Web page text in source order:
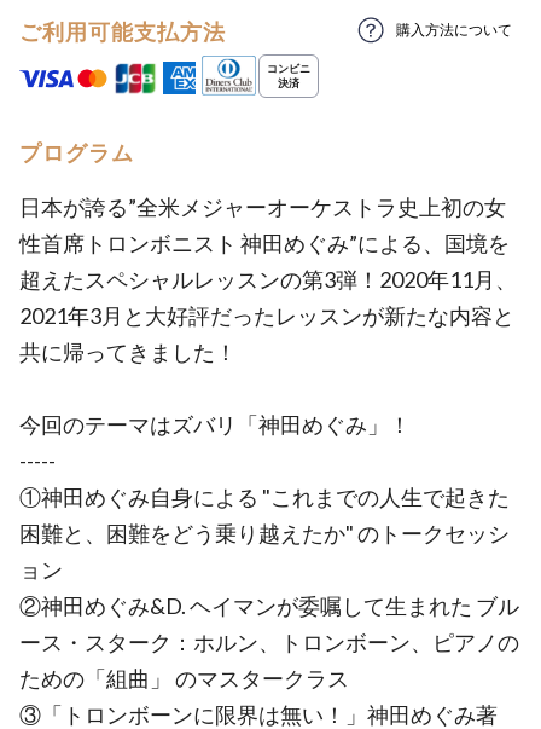
ご利用可能支払方法 購入方法について
プログラム
日本が誇る”全米メジャーオーケストラ史上初の女
性首席トロンボニスト 神田めぐみ”による、国境を
超えたスペシャルレッスンの第3弾！2020年11月、
2021年3月と大好評だったレッスンが新たな内容と
共に帰ってきました！
今回のテーマはズバリ「神田めぐみ」！
-----
①神田めぐみ自身による "これまでの人生で起きた
困難と、困難をどう乗り越えたか" のトークセッシ
ョン
②神田めぐみ&D. ヘイマンが委嘱して生まれた ブル
ース・スターク：ホルン、トロンボーン、ピアノの
ための「組曲」 のマスタークラス
③「トロンボーンに限界は無い！」神田めぐみ著